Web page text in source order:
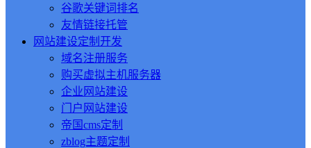
谷歌关键词排名
友情链接托管
网站建设定制开发
域名注册服务
购买虚拟主机服务器
企业网站建设
门户网站建设
帝国cms定制
zblog主题定制